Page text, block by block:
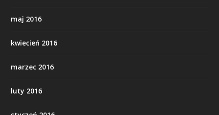
maj 2016
kwiecień 2016
marzec 2016
luty 2016